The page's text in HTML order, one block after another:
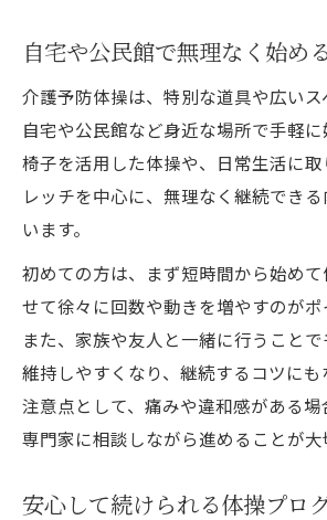
自宅や公民館で無理なく始め
介護予防体操は、特別な道具や広いス
自宅や公民館など身近な場所で手軽に
椅子を活用した体操や、日常生活に
レッチを中心に、無理なく継続でき
います。
初めての方は、まず短時間から始め
せて徐々に回数や動きを増やすのがポ
また、家族や友人と一緒に行うこと
維持しやすくなり、継続するコツにも
注意点として、痛みや違和感がある場
専門家に相談しながら進めることが大
安心して続けられる体操プロ